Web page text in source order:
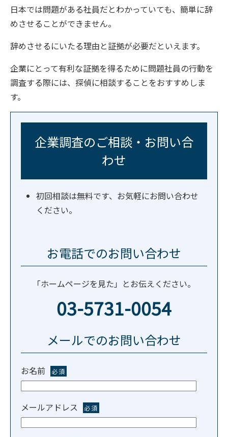
日本では問題がある社員だとわかっていても、簡単に辞
めさせることができません。
辞めさせるにいたる理由と証拠が必要だといえます。
企業にとって有利な証拠を得るために問題社員の行動を
調査する際には、探偵に相談することをおすすめしま
す。
企業調査のご相談・お問い合
わせ
初回相談は無料です、お気軽にお問い合わせ
ください。
お電話でのお問い合わせ
「ホームページを見た」とお伝えください。
03-5731-0054
メールでのお問い合わせ
お名前 必須
メールアドレス 必須